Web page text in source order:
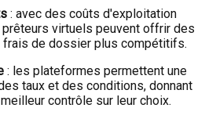
: avec des coûts d'exploitation
virtuels peuvent offrir des
de dossier plus compétitifs.
: les plateformes permettent une
taux et des conditions, donnant
contrôle sur leur choix.